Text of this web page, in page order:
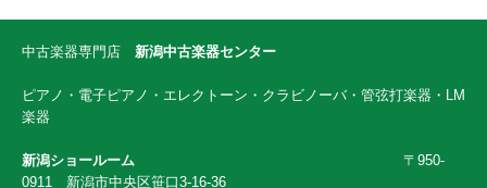
中古楽器専門店 新潟中古楽器センター
ピアノ・電子ピアノ・エレクトーン・クラビノーバ・管弦打楽器・LM
楽器
新潟ショールーム 〒950-
0911 新潟市中央区笹口3-16-36